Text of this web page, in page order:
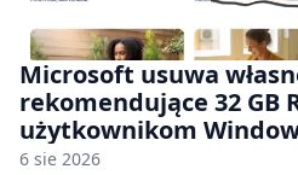
Microsoft usuwa
rekomendujące 32 GB
użytkownikom
nam przy tym
6 sie 2026